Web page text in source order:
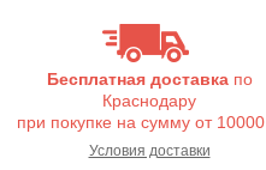
Бесплатная доставкапо
Краснодару
при покупке на сумму от 10000
Условия доставки